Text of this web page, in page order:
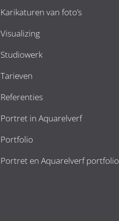
Karikaturen van foto’s
Visualizing
Studiowerk
Tarieven
Referenties
Portret in Aquarelverf
Portfolio
Portret en Aquarelverf portfolio